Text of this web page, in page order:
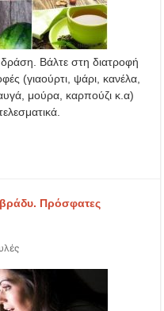
Βάλτε στη διατροφή
(γιαούρτι, ψάρι, κανέλα,
μούρα, καρπούζι κ.α)
Πρόσφατες